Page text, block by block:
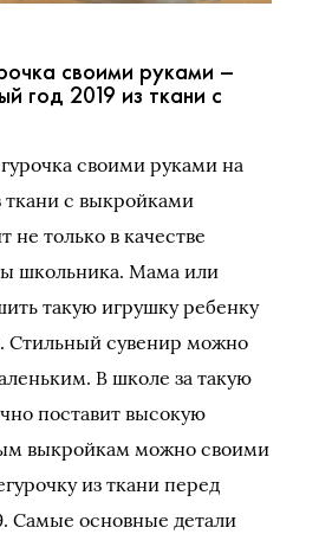
своими руками –
год 2019 из ткани с
своими руками на
ткани с выкройками
не только в качестве
школьника. Мама или
такую игрушку ребенку
Стильный сувенир можно
В школе за такую
поставит высокую
выкройкам можно своими
из ткани перед
Самые основные детали